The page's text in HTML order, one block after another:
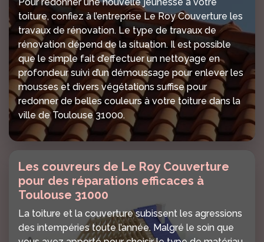
toiture, confiez à l’entreprise Le Roy Couverture les
travaux de rénovation. Le type de travaux de
rénovation dépend de la situation. Il est possible
que le simple fait d’effectuer un nettoyage en
profondeur suivi d’un démoussage pour enlever les
mousses et divers végétations suffise pour
redonner de belles couleurs à votre toiture dans la
ville de Toulouse 31000.
Les couvreurs de Le Roy Couverture
pour des réparations efficaces à
Toulouse 31000
La toiture et la couverture subissent les agressions
des intempéries toute l’année. Malgré le soin que